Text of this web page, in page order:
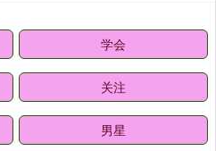
学会
关注
男星